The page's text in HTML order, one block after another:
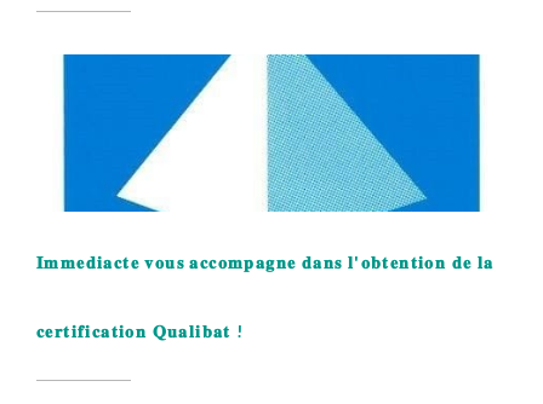
𝐈𝐦𝐦𝐞𝐝𝐢𝐚𝐜𝐭𝐞 𝐯𝐨𝐮𝐬 𝐚𝐜𝐜𝐨𝐦𝐩𝐚𝐠𝐧𝐞 𝐝𝐚𝐧𝐬 𝐥'𝐨𝐛𝐭𝐞𝐧𝐭𝐢𝐨𝐧 𝐝𝐞 𝐥𝐚
𝐜𝐞𝐫𝐭𝐢𝐟𝐢𝐜𝐚𝐭𝐢𝐨𝐧 𝐐𝐮𝐚𝐥𝐢𝐛𝐚𝐭 !